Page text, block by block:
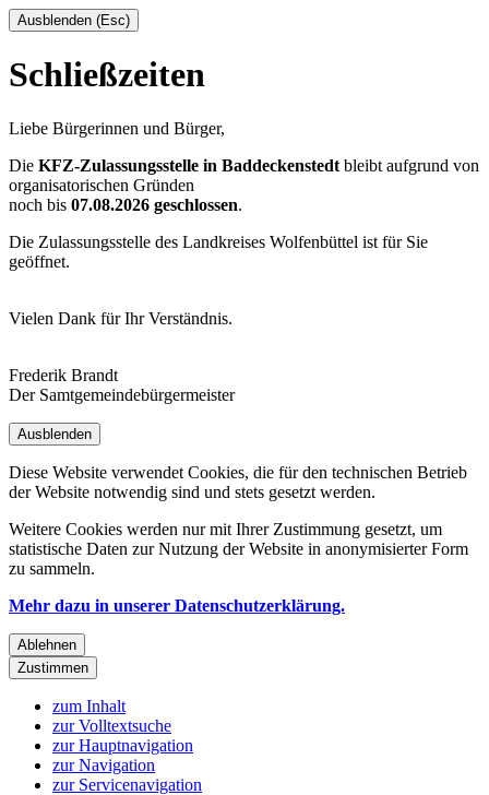
Ausblenden (Esc)
Schließzeiten
Liebe Bürgerinnen und Bürger,
Die KFZ-Zulassungsstelle in Baddeckenstedt bleibt aufgrund von
organisatorischen Gründen
noch bis 07.08.2026 geschlossen.
Die Zulassungsstelle des Landkreises Wolfenbüttel ist für Sie
geöffnet.
Vielen Dank für Ihr Verständnis.
Frederik Brandt
Der Samtgemeindebürgermeister
Ausblenden
Diese Website verwendet Cookies, die für den technischen Betrieb
der Website notwendig sind und stets gesetzt werden.
Weitere Cookies werden nur mit Ihrer Zustimmung gesetzt, um
statistische Daten zur Nutzung der Website in anonymisierter Form
zu sammeln.
Mehr dazu in unserer Datenschutzerklärung.
Ablehnen
Zustimmen
zum Inhalt
zur Volltextsuche
zur Hauptnavigation
zur Navigation
zur Servicenavigation